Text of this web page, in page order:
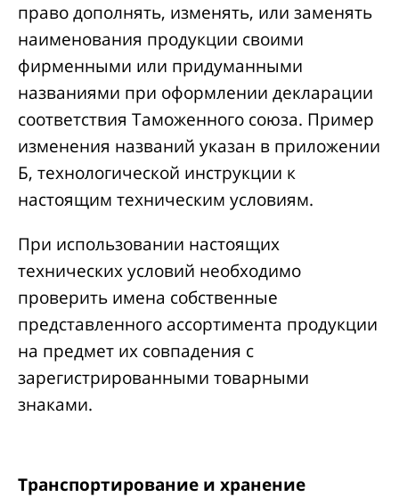
право дополнять, изменять, или заменять
наименования продукции своими
фирменными или придуманными
названиями при оформлении декларации
соответствия Таможенного союза. Пример
изменения названий указан в приложении
Б, технологической инструкции к
настоящим техническим условиям.
При использовании настоящих
технических условий необходимо
проверить имена собственные
представленного ассортимента продукции
на предмет их совпадения с
зарегистрированными товарными
знаками.
Транспортирование и хранение